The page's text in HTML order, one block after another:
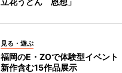
見る・遊ぶ
福岡のE・ZOで体験型イベン
新作含む15作品展示